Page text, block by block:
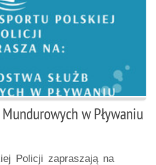
w Pływaniu
Policji zapraszają na